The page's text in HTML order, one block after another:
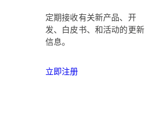
定期接收有关新产品、开
发、白皮书、和活动的更新
信息。
立即注册